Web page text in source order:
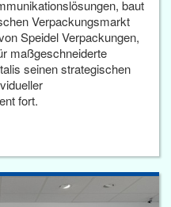
baut
Verpackungsmarkt
Speidel Verpackungen,
maßgeschneiderte
seinen strategischen
fort.